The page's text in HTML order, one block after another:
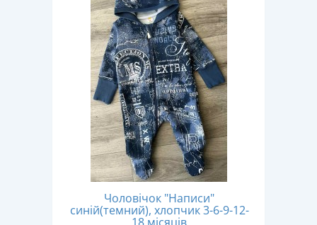
Чоловічок "Написи"
синій(темний), хлопчик 3-6-9-12-